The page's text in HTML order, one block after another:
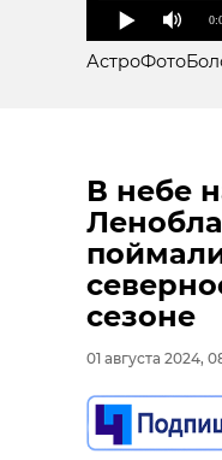
В небе
сезоне
01 августа 2024,